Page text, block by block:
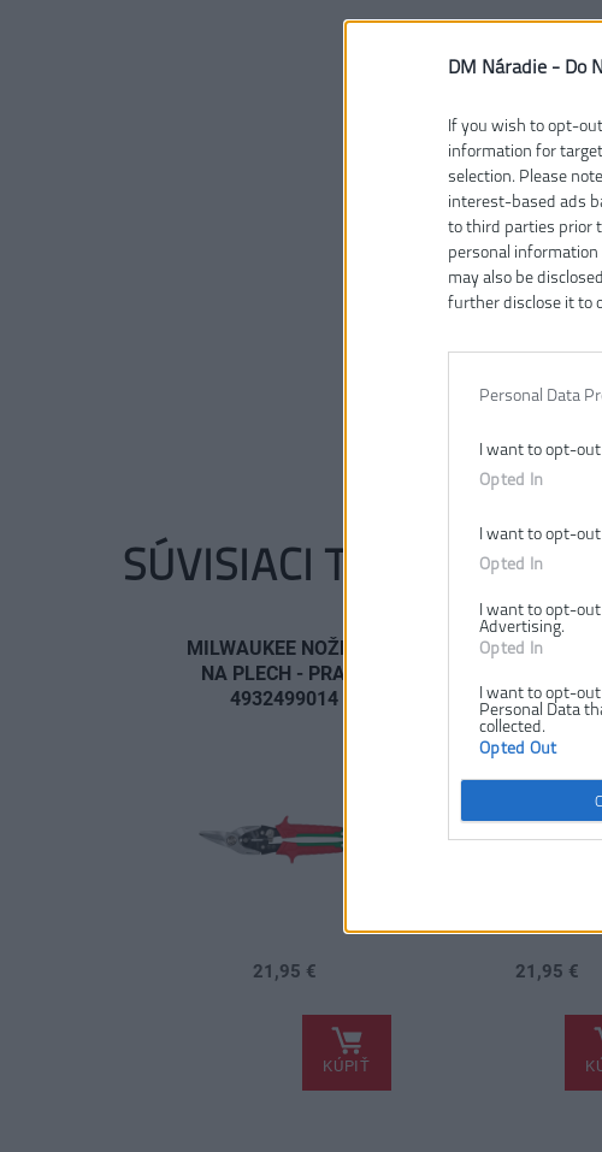
DM Náradie - Do
If you wish to opt-
information for
selection. Please
interest-based ads
to third parties prior
personal
may also be
further disclose it to
Personal Data
I want to opt-
Opted In
I want to opt-out
Opted In
I want to opt-
Advertising.
Opted In
I want to opt-out
Personal Data
collected.
Opted Out
SÚVISIACI TOVAR
MILWAUKEE NOŽNICE
NA PLECH - PRAVÉ
4932499014
21,95 €
KÚPIŤ
MILWAUKEE
21,95 €